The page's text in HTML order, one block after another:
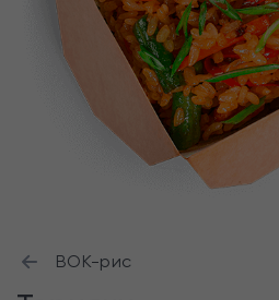
ВОК-рис